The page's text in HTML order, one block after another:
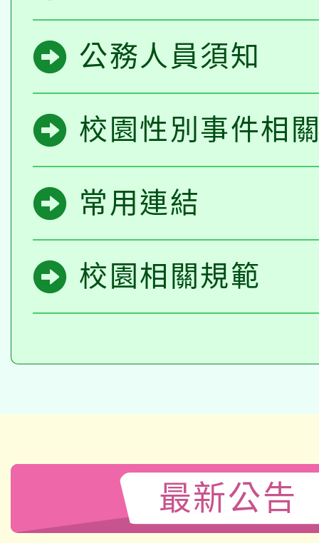
公務人員須知
校園性別事件相
常用連結
校園相關規範
最新公告